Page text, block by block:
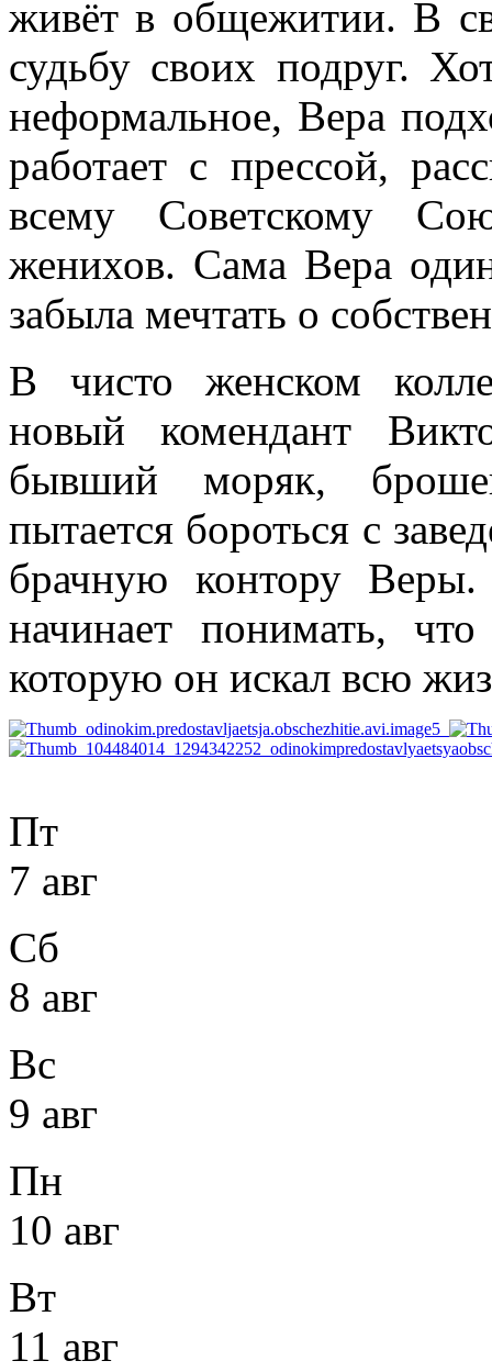
живёт в общежитии. В
судьбу своих подруг.
неформальное, Вера
работает с прессой,
всему Советскому
женихов. Сама Вера
забыла мечтать о
В чисто женском
новый комендант
бывший моряк,
пытается бороться с
брачную контору
начинает понимать,
которую он искал всю
Пт
7 авг
Сб
8 авг
Вс
9 авг
Пн
10 авг
Вт
11 авг